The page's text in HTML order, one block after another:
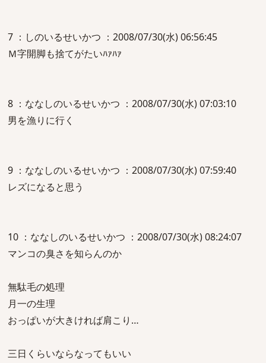
7 ：しのいるせいかつ ：2008/07/30(水) 06:56:45
Ｍ字開脚も捨てがたいﾊｧﾊｧ
8 ：ななしのいるせいかつ ：2008/07/30(水) 07:03:10
男を漁りに行く
9 ：ななしのいるせいかつ ：2008/07/30(水) 07:59:40
レズになると思う
10 ：ななしのいるせいかつ ：2008/07/30(水) 08:24:07
マンコの臭さを知らんのか
無駄毛の処理
月一の生理
おっぱいが大きければ肩こり…
三日くらいならなってもいい